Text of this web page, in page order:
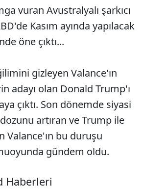
vuran Avustralyalı şarkıcı
Kasım ayında yapılacak
öne çıktı...
gizleyen Valance'ın
adayı olan Donald Trump'ı
çıktı. Son dönemde siyasi
dozunu artıran ve Trump ile
Valance'ın bu duruşu
gündem oldu.
Haberleri